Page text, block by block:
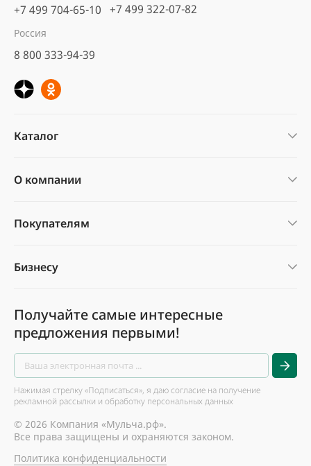
+7 499 704-65-10 +7 499 322-07-82
Россия
8 800 333-94-39
Каталог
О компании
Покупателям
Бизнесу
Получайте самые интересные
предложения первыми!
Нажимая стрелку «Подписаться», я даю согласие на получение
рекламной рассылки и обработку персональных данных
© 2026 Компания «Мульча.рф».
Все права защищены и охраняются законом.
Политика конфиденциальности